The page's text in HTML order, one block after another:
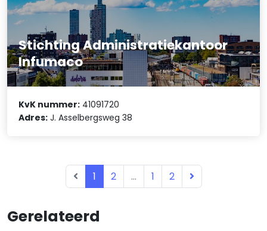
Gerelateerd
Stichting Administratiekantoor
Infumaco
KvK nummer: 41091720
Adres: J. Asselbergsweg 38
1 2 ... 1 2